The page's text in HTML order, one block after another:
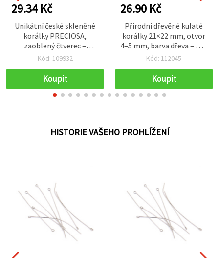
29.34 Kč
Unikátní české skleněné
korálky PRECIOSA,
zaoblený čtverec –
transparentní s duhovou
mm, čtvercový otvor 1,2
mm – 20 g (±250 ks)
Kód: 109932
Koupit
26.90 Kč
Přírodní dřevěné kulaté
korálky 21×22 mm, otvor
4–5 mm, barva dřeva – pro
hobby tvoření a dekorace,
Kód: 112045
Koupit
HISTORIE VAŠEHO PROHLÍŽENÍ